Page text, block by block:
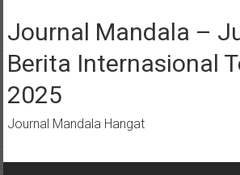
konten
Journal Mandala –
Berita Internasional
2025
Journal Mandala Hangat